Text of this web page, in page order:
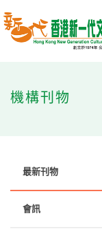
機構刊物
最新刊物
會訊